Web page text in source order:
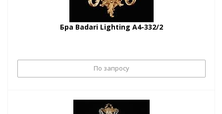
Бра Badari Lighting A4-332/2
По запросу